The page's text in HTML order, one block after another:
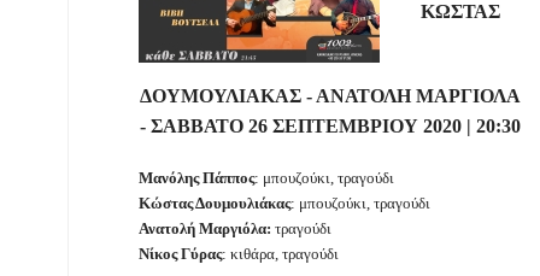
ΚΩΣΤΑΣ
ΔΟΥΜΟΥΛΙΑΚΑΣ - ΑΝΑΤΟΛΗ ΜΑΡΓΙΟΛΑ
- ΣΑΒΒΑΤΟ 26 ΣΕΠΤΕΜΒΡΙΟΥ 2020 | 20:30
Μανόλης Πάππος: μπουζούκι, τραγούδι
Κώστας Δουμουλιάκας: μπουζούκι, τραγούδι
Ανατολή Μαργιόλα: τραγούδι
Νίκος Γύρας: κιθάρα, τραγούδι